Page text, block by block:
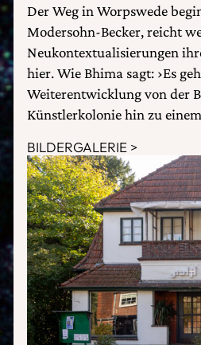
Der Weg in Worpswede
Modersohn-Becker, reicht
Neukontextualisierungen
hier. Wie Bhima sagt: ›Es
Weiterentwicklung von der
Künstlerkolonie hin zu
BILDERGALERIE